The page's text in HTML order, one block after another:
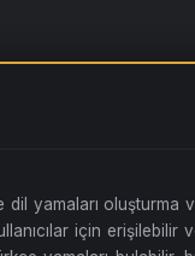
dil yamaları oluşturma
için erişilebilir